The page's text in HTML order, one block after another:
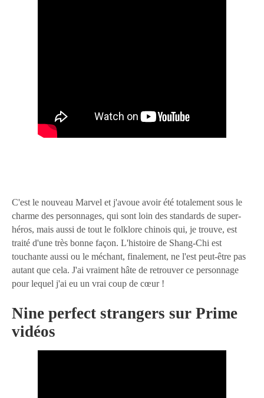
C'est le nouveau Marvel et j'avoue avoir été totalement sous le
charme des personnages, qui sont loin des standards de super-
héros, mais aussi de tout le folklore chinois qui, je trouve, est
traité d'une très bonne façon. L'histoire de Shang-Chi est
touchante aussi ou le méchant, finalement, ne l'est peut-être pas
autant que cela. J'ai vraiment hâte de retrouver ce personnage
pour lequel j'ai eu un vrai coup de cœur !
Nine perfect strangers sur Prime
vidéos